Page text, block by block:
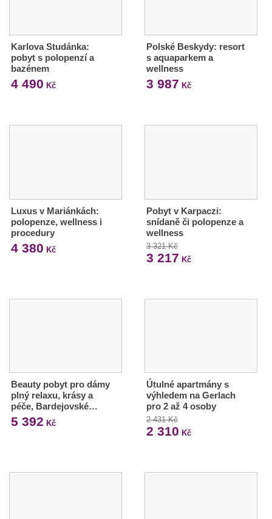
Karlova Studánka:
pobyt s polopenzí a
bazénem
4 490 Kč
Polské Beskydy: resort
s aquaparkem a
wellness
3 987 Kč
Luxus v Mariánkách:
polopenze, wellness i
procedury
4 380 Kč
Pobyt v Karpaczi:
snídaně či polopenze a
wellness
3 321 Kč
3 217 Kč
Beauty pobyt pro dámy
plný relaxu, krásy a
péče, Bardejovské…
5 392 Kč
Útulné apartmány s
výhledem na Gerlach
pro 2 až 4 osoby
2 431 Kč
2 310 Kč